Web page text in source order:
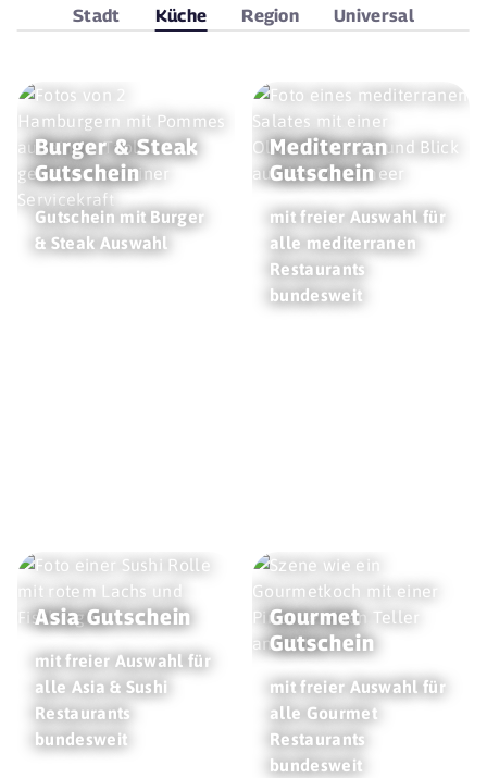
Stadt Küche Region Universal
Burger & Steak
Gutschein
Gutschein mit Burger
& Steak Auswahl
Mediterran
Gutschein
mit freier Auswahl für
alle mediterranen
Restaurants
bundesweit
Asia Gutschein
mit freier Auswahl für
alle Asia & Sushi
Restaurants
bundesweit
Gourmet
Gutschein
mit freier Auswahl für
alle Gourmet
Restaurants
bundesweit